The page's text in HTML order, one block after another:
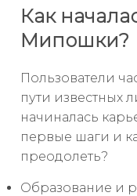
Как
Мипошки?
Пользователи
пути известных
начиналась
первые шаги и
преодолеть?
Образование и